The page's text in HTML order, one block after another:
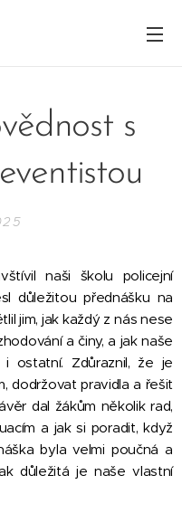
s
naši školu policejní
důležitou přednášku na
jim, jak každý z nás nese
a činy, a jak naše
ostatní. Zdůraznil, že je
dodržovat pravidla a řešit
dal žákům několik rad,
a jak si poradit, když
byla velmi poučná a
důležitá je naše vlastní